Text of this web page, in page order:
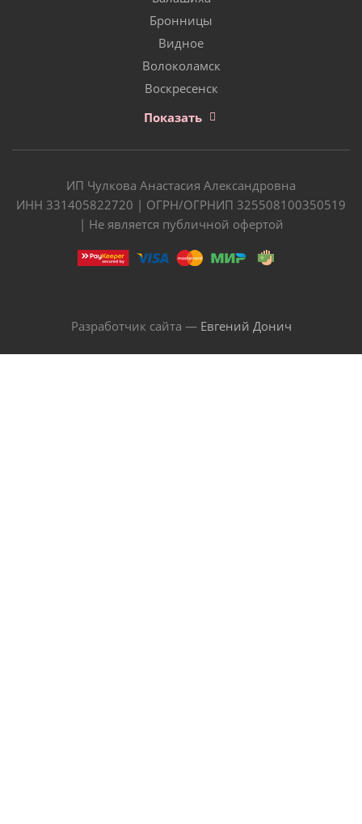
Бронницы
Видное
Волоколамск
Воскресенск
Показать
ИП Чулкова Анастасия Александровна
ИНН 331405822720 | ОГРН/ОГРНИП 325508100350519
| Не является публичной офертой
Разработчик сайта — Евгений Донич